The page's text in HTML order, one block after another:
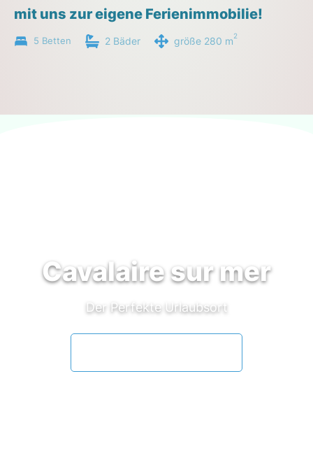
mit uns zur eigene Ferienimmobilie!
5 Betten 2 Bäder größe 280 m2
Cavalaire sur mer
Der Perfekte Urlaubsort